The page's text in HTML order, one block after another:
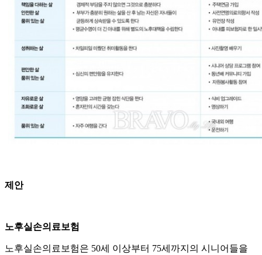
제안
노후실손의료보험
노후실손의료보험은 50세 이상부터 75세까지의 시니어들을